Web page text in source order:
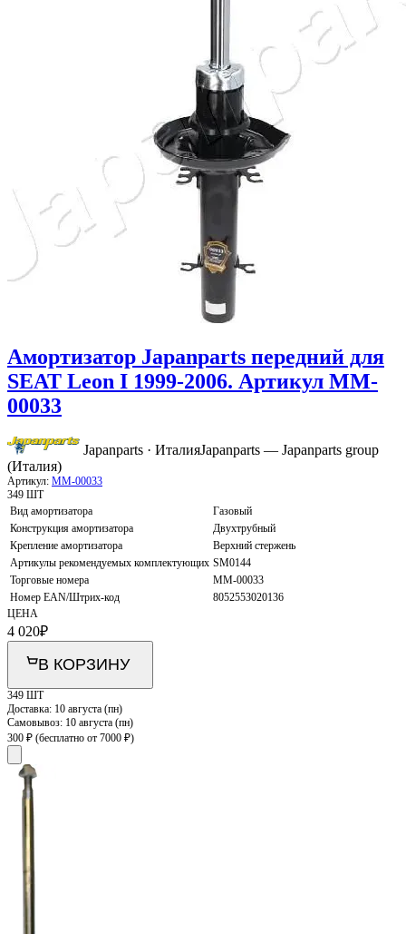
Амортизатор Japanparts передний для
SEAT Leon I 1999-2006. Артикул MM-
00033
Japanparts · ИталияJapanparts — Japanparts group
(Италия)
Артикул: MM-00033
349 ШТ
Вид амортизатора
Газовый
Конструкция амортизатора
Двухтрубный
Крепление амортизатора
Верхний стержень
Артикулы рекомендуемых комплектующих SM0144
Торговые номера
MM-00033
Номер EAN/Штрих-код
8052553020136
ЦЕНА
4 020₽
В КОРЗИНУ
349 ШТ
Доставка: 10 августа (пн)
Самовывоз: 10 августа (пн)
300 ₽ (бесплатно от 7000 ₽)